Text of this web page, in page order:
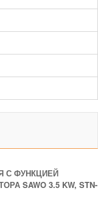
С ФУНКЦИЕЙ
SAWO 3.5 KW, STN-